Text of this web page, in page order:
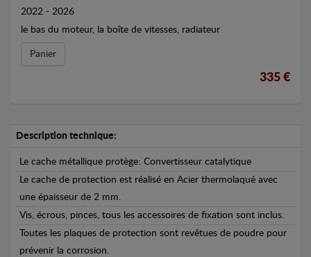
2022 - 2026
le bas du moteur, la boîte de vitesses, radiateur
Panier
335 €
Description technique:
Le cache métallique protège: Convertisseur catalytique
Le cache de protection est réalisé en Acier thermolaqué avec
une épaisseur de 2 mm.
Vis, écrous, pinces, tous les accessoires de fixation sont inclus.
Toutes les plaques de protection sont revêtues de poudre pour
prévenir la corrosion.